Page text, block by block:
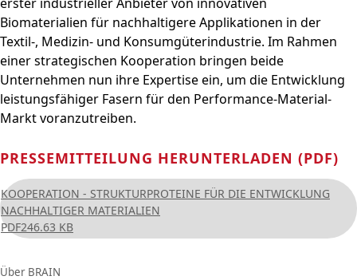
Biomaterialien für nachhaltigere Applikationen in der
Textil-, Medizin- und Konsumgüterindustrie. Im Rahmen
einer strategischen Kooperation bringen beide
Unternehmen nun ihre Expertise ein, um die Entwicklung
leistungsfähiger Fasern für den Performance-Material-
Markt voranzutreiben.
PRESSEMITTEILUNG HERUNTERLADEN (PDF)
KOOPERATION - STRUKTURPROTEINE FÜR DIE ENTWICKLUNG
NACHHALTIGER MATERIALIEN
PDF246.63 KB
Über BRAIN